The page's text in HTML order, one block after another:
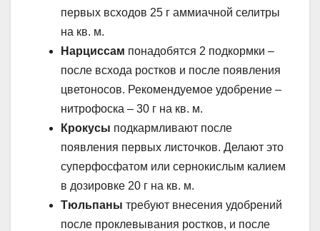
первых всходов 25 г аммиачной селитры
на кв. м.
Нарциссам понадобятся 2 подкормки –
после всхода ростков и после появления
цветоносов. Рекомендуемое удобрение –
нитрофоска – 30 г на кв. м.
Крокусы подкармливают после
появления первых листочков. Делают это
суперфосфатом или сернокислым калием
в дозировке 20 г на кв. м.
Тюльпаны требуют внесения удобрений
после проклевывания ростков, и после